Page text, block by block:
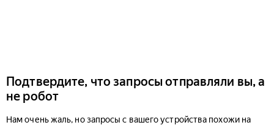
Подтвердите, что запросы отправляли вы, а
не робот
Нам очень жаль, но запросы с вашего устройства похожи на